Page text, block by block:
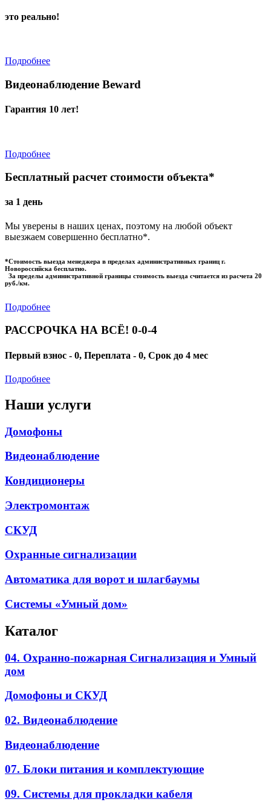
это реально!
Подробнее
Видеонаблюдение Beward
Гарантия 10 лет!
Подробнее
Бесплатный расчет стоимости объекта*
за 1 день
Мы уверены в наших ценах, поэтому на любой объект
выезжаем совершенно бесплатно*.
*Стоимость выезда менеджера в пределах административных границ г.
Новороссийска бесплатно.
За пределы административной границы стоимость выезда считается из расчета 20
руб./км.
Подробнее
РАССРОЧКА НА ВСЁ! 0-0-4
Первый взнос - 0, Переплата - 0, Срок до 4 мес
Подробнее
Наши услуги
Домофоны
Видеонаблюдение
Кондиционеры
Электромонтаж
СКУД
Охранные сигнализации
Автоматика для ворот и шлагбаумы
Системы «Умный дом»
Каталог
04. Охранно-пожарная Сигнализация и Умный
дом
Домофоны и СКУД
02. Видеонаблюдение
Видеонаблюдение
07. Блоки питания и комплектующие
09. Системы для прокладки кабеля